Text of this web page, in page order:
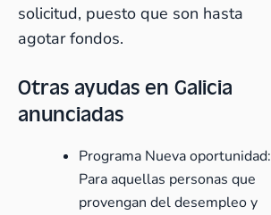
solicitud, puesto que son hasta
agotar fondos.
Otras ayudas en Galicia
anunciadas
Programa Nueva oportunidad:
Para aquellas personas que
provengan del desempleo y